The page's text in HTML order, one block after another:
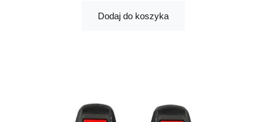
Dodaj do koszyka